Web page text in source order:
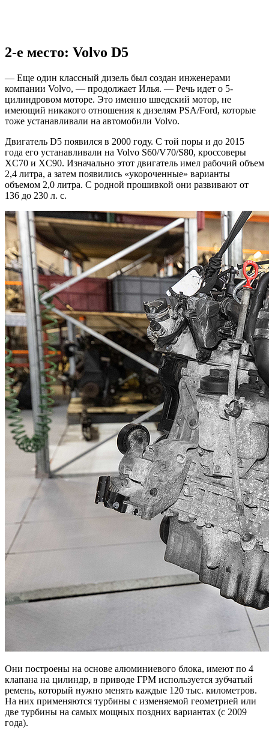
2-е место: Volvo D5
— Еще один классный дизель был создан инженерами
компании Volvo, — продолжает Илья. — Речь идет о 5-
цилиндровом моторе. Это именно шведский мотор, не
имеющий никакого отношения к дизелям PSA/Ford, которые
тоже устанавливали на автомобили Volvo.
Двигатель D5 появился в 2000 году. С той поры и до 2015
года его устанавливали на Volvo S60/V70/S80, кроссоверы
XC70 и XC90. Изначально этот двигатель имел рабочий объем
2,4 литра, а затем появились «укороченные» варианты
объемом 2,0 литра. С родной прошивкой они развивают от
136 до 230 л. с.
Они построены на основе алюминиевого блока, имеют по 4
клапана на цилиндр, в приводе ГРМ используется зубчатый
ремень, который нужно менять каждые 120 тыс. километров.
На них применяются турбины с изменяемой геометрией или
две турбины на самых мощных поздних вариантах (с 2009
года).